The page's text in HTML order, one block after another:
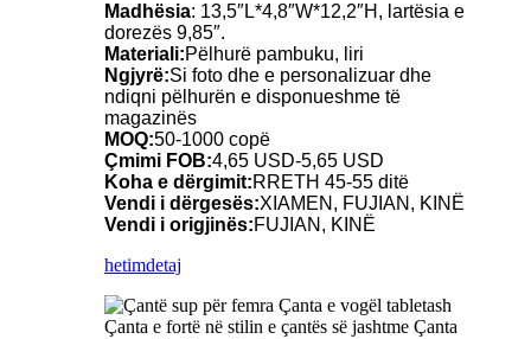
Madhësia: 13,5″L*4,8″W*12,2″H, lartësia e
dorezës 9,85″.
Materiali:Pëlhurë pambuku, liri
Ngjyrë:Si foto dhe e personalizuar dhe
ndiqni pëlhurën e disponueshme të
magazinës
MOQ:50-1000 copë
Çmimi FOB:4,65 USD-5,65 USD
Koha e dërgimit:RRETH 45-55 ditë
Vendi i dërgesës:XIAMEN, FUJIAN, KINË
Vendi i origjinës:FUJIAN, KINË
hetimdetaj